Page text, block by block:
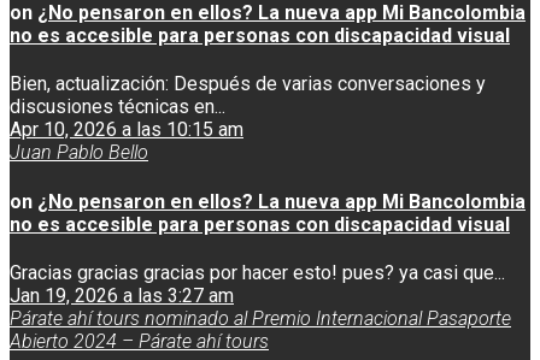
on ¿No pensaron en ellos? La nueva app Mi Bancolombia
no es accesible para personas con discapacidad visual
Bien, actualización: Después de varias conversaciones y
discusiones técnicas en...
Apr 10, 2026 a las 10:15 am
Juan Pablo Bello
on ¿No pensaron en ellos? La nueva app Mi Bancolombia
no es accesible para personas con discapacidad visual
Gracias gracias gracias por hacer esto! pues? ya casi que...
Jan 19, 2026 a las 3:27 am
Párate ahí tours nominado al Premio Internacional Pasaporte
Abierto 2024 – Párate ahí tours